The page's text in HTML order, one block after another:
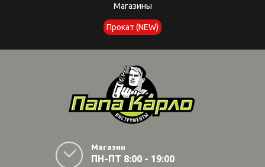
Магазины
Прокат (NEW)
Магазин
ПН-ПТ 8:00 - 19:00